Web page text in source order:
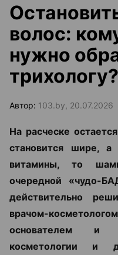
волос:
нужно
трихологу?
Автор: 103.by, 20.07.2026
На расческе
становится шире,
витамины, то
очередной «чудо-
действительно
врачом-
основателем и
косметологии и